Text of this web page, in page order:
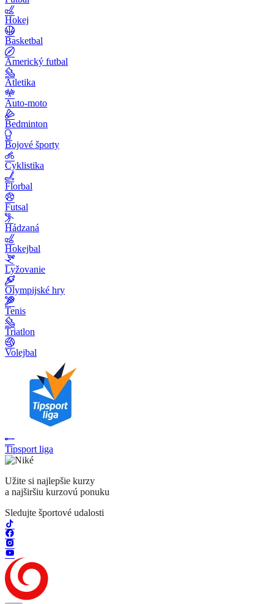
Hokej
Basketbal
Americký futbal
Atletika
Auto-moto
Bedminton
Bojové športy
Cyklistika
Florbal
Futsal
Hádzaná
Hokejbal
Lyžovanie
Olympijské hry
Tenis
Triatlon
Volejbal
Tipsport liga
Užite si najlepšie kurzy
a najširšiu kurzovú ponuku
Sledujte športové udalosti